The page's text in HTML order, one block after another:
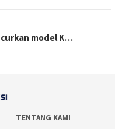
model K…
TENTANG KAMI